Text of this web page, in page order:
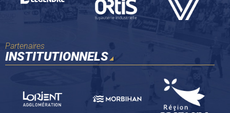
Partenaires
INSTITUTIONNELS